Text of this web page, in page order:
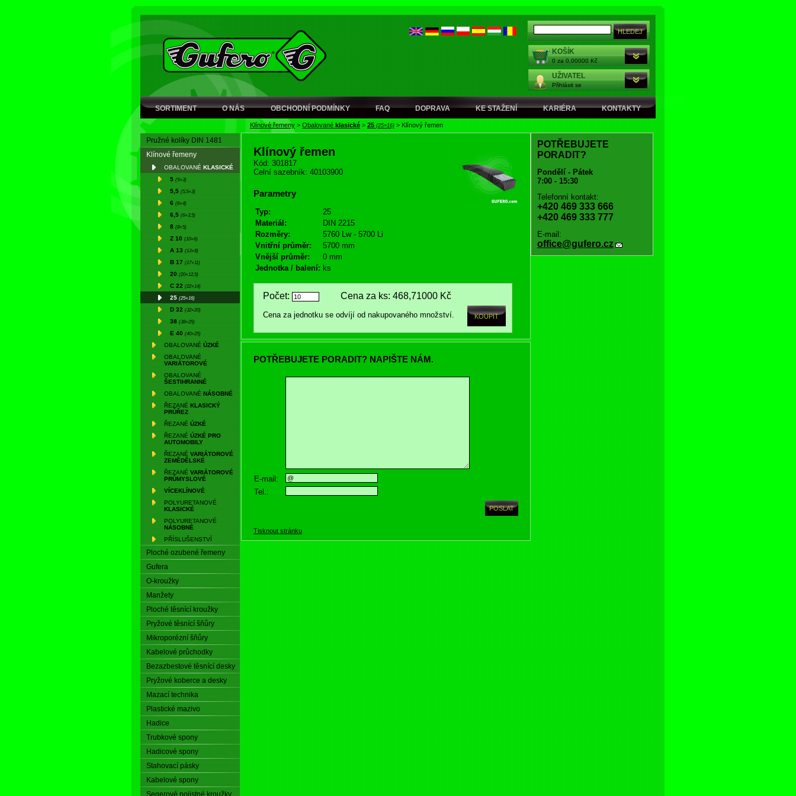
KOŠÍK
0 za 0,00000 Kč
UŽIVATEL
Přihlásit se
SORTIMENT O NÁS OBCHODNÍ PODMÍNKY FAQ DOPRAVA KE STAŽENÍ KARIÉRA KONTAKTY
Klínové řemeny > Obalované klasické > 25 (25×16) > Klínový řemen
Pružné kolíky DIN 1481
Klínové řemeny
OBALOVANÉ KLASICKÉ
5 (5×3)
5,5 (5,5×3)
6 (6×4)
6,5 (6×3,5)
8 (8×5)
Z 10 (10×6)
A 13 (13×8)
B 17 (17×11)
20 (20×12,5)
C 22 (22×14)
25 (25×16)
D 32 (32×20)
38 (38×25)
E 40 (40×25)
OBALOVANÉ ÚZKÉ
OBALOVANÉ
VARIÁTOROVÉ
OBALOVANÉ
ŠESTIHRANNÉ
OBALOVANÉ NÁSOBNÉ
ŘEZANÉ KLASICKÝ
PRŮŘEZ
ŘEZANÉ ÚZKÉ
ŘEZANÉ ÚZKÉ PRO
AUTOMOBILY
ŘEZANÉ VARIÁTOROVÉ
ZEMĚDĚLSKÉ
ŘEZANÉ VARIÁTOROVÉ
PRŮMYSLOVÉ
VÍCEKLÍNOVÉ
POLYURETANOVÉ
KLASICKÉ
POLYURETANOVÉ
NÁSOBNÉ
PŘÍSLUŠENSTVÍ
Ploché ozubené řemeny
Gufera
O-kroužky
Manžety
Ploché těsnící kroužky
Pryžové těsnící šňůry
Mikroporézní šňůry
Kabelové průchodky
Bezazbestové těsnící desky
Pryžové koberce a desky
Mazací technika
Plastické mazivo
Hadice
Trubkové spony
Hadicové spony
Stahovací pásky
Kabelové spony
Segerové pojistné kroužky
Klínový řemen
Kód: 301817
Celní sazebník: 40103900
Parametry
Typ:
25
Materiál:
DIN 2215
Rozměry:
5760 Lw - 5700 Li
Vnitřní průměr:
5700 mm
Vnější průměr:
0 mm
Jednotka / balení: ks
Počet: Cena za ks: 468,71000 Kč
Cena za jednotku se odvíjí od nakupovaného množství.
POTŘEBUJETE PORADIT? NAPIŠTE NÁM.
E-mail:
Tel.:
Tisknout stránku
POTŘEBUJETE
PORADIT?
Pondělí - Pátek
7:00 - 15:30
Telefonní kontakt:
+420 469 333 666
+420 469 333 777
E-mail:
office@gufero.cz